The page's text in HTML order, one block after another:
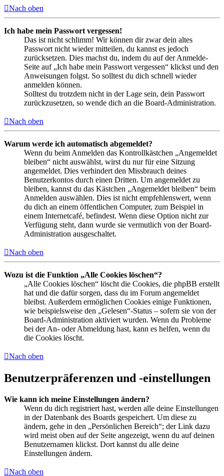
Nach oben
Ich habe mein Passwort vergessen!
Das ist nicht schlimm! Wir können dir zwar dein altes
Passwort nicht wieder mitteilen, du kannst es jedoch
zurücksetzen. Dies machst du, indem du auf der Anmelde-
Seite auf „Ich habe mein Passwort vergessen“ klickst und den
Anweisungen folgst. So solltest du dich schnell wieder
anmelden können.
Solltest du trotzdem nicht in der Lage sein, dein Passwort
zurückzusetzen, so wende dich an die Board-Administration.
Nach oben
Warum werde ich automatisch abgemeldet?
Wenn du beim Anmelden das Kontrollkästchen „Angemeldet
bleiben“ nicht auswählst, wirst du nur für eine Sitzung
angemeldet. Dies verhindert den Missbrauch deines
Benutzerkontos durch einen Dritten. Um angemeldet zu
bleiben, kannst du das Kästchen „Angemeldet bleiben“ beim
Anmelden auswählen. Dies ist nicht empfehlenswert, wenn
du dich an einem öffentlichen Computer, zum Beispiel in
einem Internetcafé, befindest. Wenn diese Option nicht zur
Verfügung steht, dann wurde sie vermutlich von der Board-
Administration ausgeschaltet.
Nach oben
Wozu ist die Funktion „Alle Cookies löschen“?
„Alle Cookies löschen“ löscht die Cookies, die phpBB erstellt
hat und die dafür sorgen, dass du im Forum angemeldet
bleibst. Außerdem ermöglichen Cookies einige Funktionen,
wie beispielsweise den „Gelesen“-Status – sofern sie von der
Board-Administration aktiviert wurden. Wenn du Probleme
bei der An- oder Abmeldung hast, kann es helfen, wenn du
die Cookies löscht.
Nach oben
Benutzerpräferenzen und -einstellungen
Wie kann ich meine Einstellungen ändern?
Wenn du dich registriert hast, werden alle deine Einstellungen
in der Datenbank des Boards gespeichert. Um diese zu
ändern, gehe in den „Persönlichen Bereich“; der Link dazu
wird meist oben auf der Seite angezeigt, wenn du auf deinen
Benutzernamen klickst. Dort kannst du alle deine
Einstellungen ändern.
Nach oben